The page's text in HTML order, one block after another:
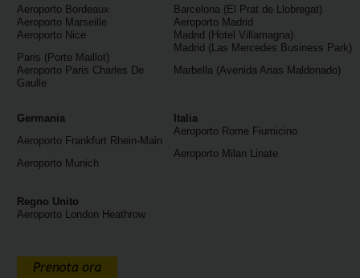
Prodotti
/
Partner
Customer
Loyalty
Aeroporto Bordeaux
Aeroporto Marseille
Aeroporto Nice
Paris (Porte Maillot)
Aeroporto Paris Charles De
Gaulle
Barcelona (El Prat de Llobregat)
Aeroporto Madrid
Madrid (Hotel Villamagna)
Madrid (Las Mercedes Business Park)
Marbella (Avenida Arias Maldonado)
Germania
Aeroporto Frankfurt Rhein-Main
Aeroporto Munich
Italia
Aeroporto Rome Fiumicino
Aeroporto Milan Linate
Regno Unito
Aeroporto London Heathrow